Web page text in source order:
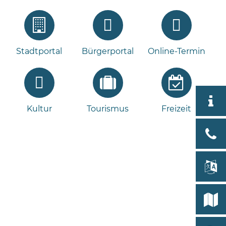
Stadtportal Bürgerportal Online-Termin
Kultur Tourismus Freizeit
Bleeck
19